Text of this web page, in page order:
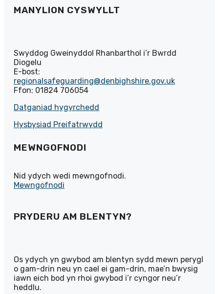
MANYLION CYSWYLLT
Swyddog Gweinyddol Rhanbarthol i’r Bwrdd
Diogelu
E-bost:
regionalsafeguarding@denbighshire.gov.uk
Ffon: 01824 706054
Datganiad hygyrchedd
Hysbysiad Preifatrwydd
MEWNGOFNODI
Nid ydych wedi mewngofnodi.
Mewngofnodi
PRYDERU AM BLENTYN?
Os ydych yn gwybod am blentyn sydd mewn perygl
o gam-drin neu yn cael ei gam-drin, mae’n bwysig
iawn eich bod yn rhoi gwybod i’r cyngor neu’r
heddlu.